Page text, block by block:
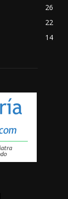
26
22
14